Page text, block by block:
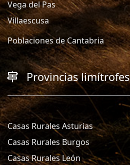
Vega del Pas
Villaescusa
Poblaciones de Cantabria
Provincias limítrofes
Casas Rurales Asturias
Casas Rurales Burgos
Casas Rurales León